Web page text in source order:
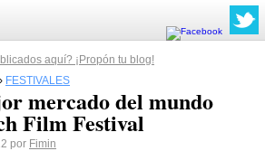
aquí? ¡Propón tu blog!
› FESTIVALES
mercado del mundo
Film Festival
por Fimin